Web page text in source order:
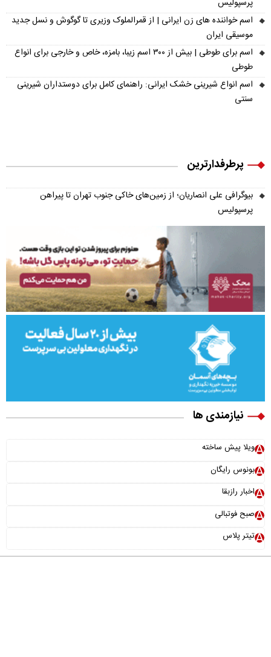
اسم خواننده های زن ایرانی | از قمرالملوک وزیری تا گوگوش و نسل جدید
موسیقی ایران
اسم برای طوطی | بیش از ۳۰۰ اسم زیبا، بامزه، خاص و خارجی برای انواع
طوطی
اسم انواع شیرینی خشک ایرانی: راهنمای کامل برای دوستداران شیرینی
سنتی
پرطرفدارترین
بیوگرافی علی انصاریان؛ از زمین‌های خاکی جنوب تهران تا پیراهن
پرسپولیس
نیازمندی ها
ویلا پیش ساخته
بونوس رایگان
اخبار رازبقا
صبح فوتبالی
تیتر پلاس